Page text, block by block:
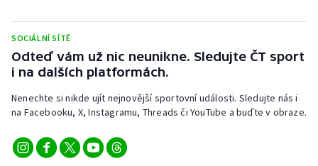
Veslování
Vodní slalom
Volejbal
SOCIÁLNÍ SÍTĚ
Odteď vám už nic neunikne. Sledujte ČT sport
i na dalších platformách.
Nenechte si nikde ujít nejnovější sportovní události. Sledujte nás i
na Facebooku, X, Instagramu, Threads či YouTube a buďte v obraze.